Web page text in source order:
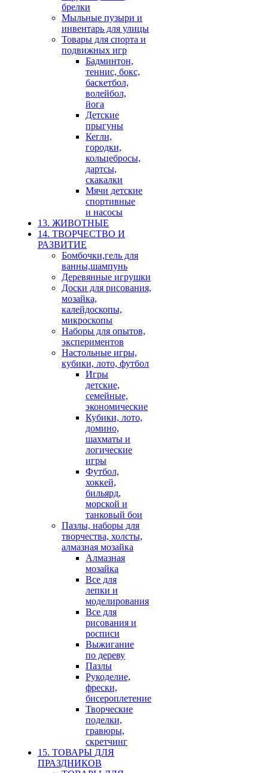
брелки
Мыльные пузыри и
инвентарь для улицы
Товары для спорта и
подвижных игр
Бадминтон,
теннис, бокс,
баскетбол,
волейбол,
йога
Детские
прыгуны
Кегли,
городки,
кольцебросы,
дартсы,
скакалки
Мячи детские
спортивные
и насосы
13. ЖИВОТНЫЕ
14. ТВОРЧЕСТВО И
РАЗВИТИЕ
Бомбочки,гель для
ванны,шампунь
Деревянные игрушки
Доски для рисования,
мозайка,
калейдоскопы,
микроскопы
Наборы для опытов,
экспериментов
Настольные игры,
кубики, лото, футбол
Игры
детские,
семейные,
экономические
Кубики, лото,
домино,
шахматы и
логические
игры
Футбол,
хоккей,
бильярд,
морской и
танковый бои
Пазлы, наборы для
творчества, холсты,
алмазная мозайка
Алмазная
мозайка
Все для
лепки и
моделирования
Все для
рисования и
росписи
Выжигание
по дереву
Пазлы
Рукоделие,
фрески,
бисероплетение
Творческие
поделки,
гравюры,
скретчинг
15. ТОВАРЫ ДЛЯ
ПРАЗДНИКОВ